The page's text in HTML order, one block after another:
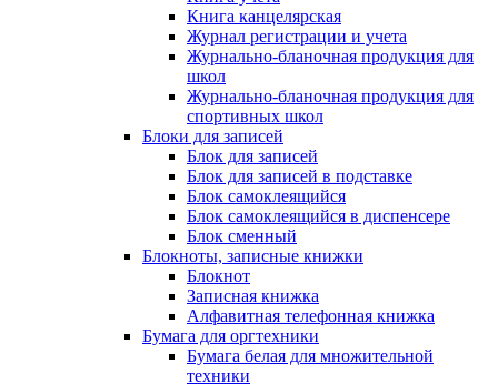
Книга канцелярская
Журнал регистрации и учета
Журнально-бланочная продукция для
школ
Журнально-бланочная продукция для
спортивных школ
Блоки для записей
Блок для записей
Блок для записей в подставке
Блок самоклеящийся
Блок самоклеящийся в диспенсере
Блок сменный
Блокноты, записные книжки
Блокнот
Записная книжка
Алфавитная телефонная книжка
Бумага для оргтехники
Бумага белая для множительной
техники